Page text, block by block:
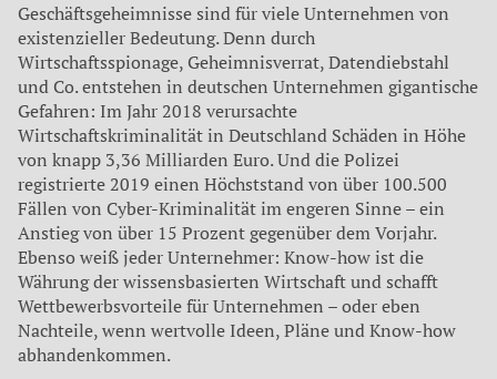
Geschäftsgeheimnisse sind für viele Unternehmen von
existenzieller Bedeutung. Denn durch
Wirtschaftsspionage, Geheimnisverrat, Datendiebstahl
und Co. entstehen in deutschen Unternehmen gigantische
Gefahren: Im Jahr 2018 verursachte
Wirtschaftskriminalität in Deutschland Schäden in Höhe
von knapp 3,36 Milliarden Euro. Und die Polizei
registrierte 2019 einen Höchststand von über 100.500
Fällen von Cyber-Kriminalität im engeren Sinne – ein
Anstieg von über 15 Prozent gegenüber dem Vorjahr.
Ebenso weiß jeder Unternehmer: Know-how ist die
Währung der wissensbasierten Wirtschaft und schafft
Wettbewerbsvorteile für Unternehmen – oder eben
Nachteile, wenn wertvolle Ideen, Pläne und Know-how
abhandenkommen.